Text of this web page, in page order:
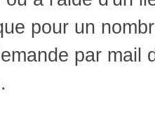
pour un
par mail